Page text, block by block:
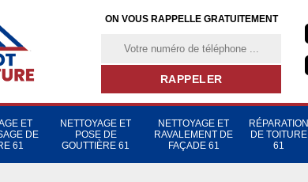
ON VOUS RAPPELLE GRATUITEMENT
ET
DE
61
NETTOYAGE ET
POSE DE
GOUTTIÈRE 61
NETTOYAGE ET
RAVALEMENT DE
FAÇADE 61
RÉPARATION
DE TOITURE
61